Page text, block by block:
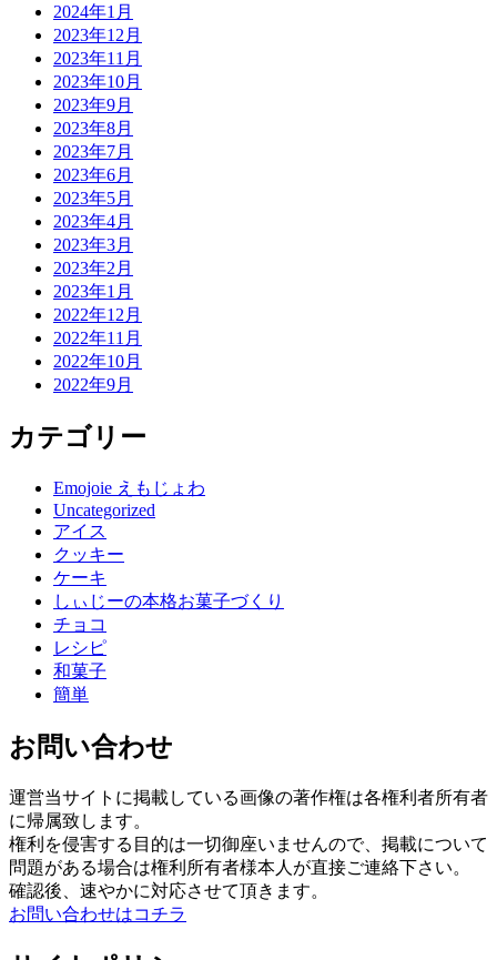
2024年1月
2023年12月
2023年11月
2023年10月
2023年9月
2023年8月
2023年7月
2023年6月
2023年5月
2023年4月
2023年3月
2023年2月
2023年1月
2022年12月
2022年11月
2022年10月
2022年9月
カテゴリー
Emojoie えもじょわ
Uncategorized
アイス
クッキー
ケーキ
しぃじーの本格お菓子づくり
チョコ
レシピ
和菓子
簡単
お問い合わせ
運営当サイトに掲載している画像の著作権は各権利者所有者
に帰属致します。
権利を侵害する目的は一切御座いませんので、掲載について
問題がある場合は権利所有者様本人が直接ご連絡下さい。
確認後、速やかに対応させて頂きます。
お問い合わせはコチラ